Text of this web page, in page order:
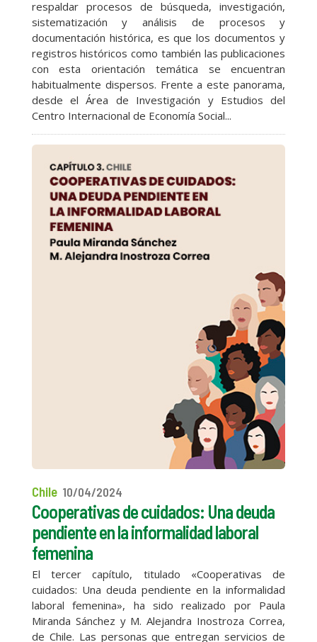
respaldar procesos de búsqueda, investigación,
sistematización y análisis de procesos y
documentación histórica, es que los documentos y
registros históricos como también las publicaciones
con esta orientación temática se encuentran
habitualmente dispersos. Frente a este panorama,
desde el Área de Investigación y Estudios del
Centro Internacional de Economía Social...
Chile 10/04/2024
Cooperativas de cuidados: Una deuda
pendiente en la informalidad laboral
femenina
El tercer capítulo, titulado «Cooperativas de
cuidados: Una deuda pendiente en la informalidad
laboral femenina», ha sido realizado por Paula
Miranda Sánchez y M. Alejandra Inostroza Correa,
de Chile. Las personas que entregan servicios de